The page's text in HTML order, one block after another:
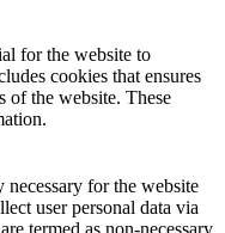
for the website to
cookies that ensures
of the website. These
for the website
user personal data via